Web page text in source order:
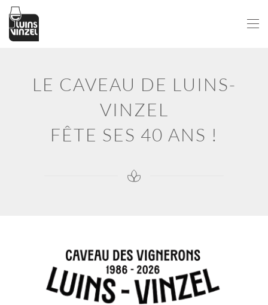
Passer au contenu principal
LE CAVEAU DE LUINS-
VINZEL
FÊTE SES 40 ANS !